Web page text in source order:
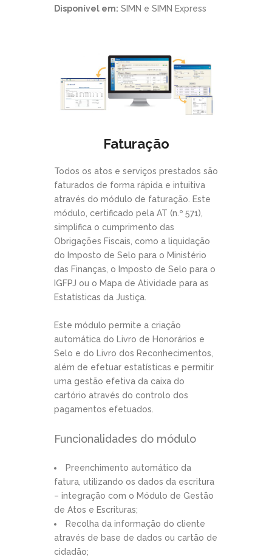
Disponível em: SIMN e SIMN Express
Faturação
Todos os atos e serviços prestados são
faturados de forma rápida e intuitiva
através do módulo de faturação. Este
módulo, certificado pela AT (n.º 571),
simplifica o cumprimento das
Obrigações Fiscais, como a liquidação
do Imposto de Selo para o Ministério
das Finanças, o Imposto de Selo para o
IGFPJ ou o Mapa de Atividade para as
Estatísticas da Justiça.
Este módulo permite a criação
automática do Livro de Honorários e
Selo e do Livro dos Reconhecimentos,
além de efetuar estatísticas e permitir
uma gestão efetiva da caixa do
cartório através do controlo dos
pagamentos efetuados.
Funcionalidades do módulo
Preenchimento automático da
fatura, utilizando os dados da escritura
– integração com o Módulo de Gestão
de Atos e Escrituras;
Recolha da informação do cliente
através de base de dados ou cartão de
cidadão;